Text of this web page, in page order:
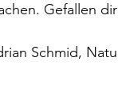
Gefallen
Schmid,